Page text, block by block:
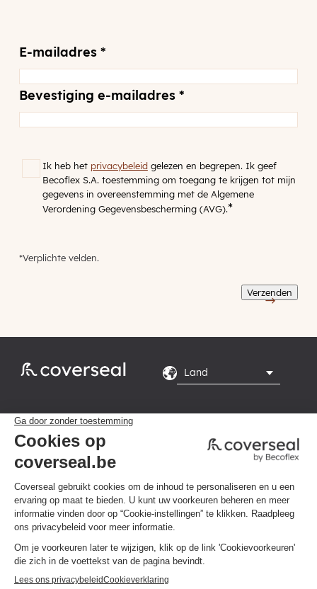
E-
mailadres*
E-mailadres *
Bevestiging e-mailadres *
RGPD*
Ik heb het privacybeleidgelezen en begrepen. Ik geef
Becoflex S.A. toestemming om toegang te krijgen tot mijn
gegevens in overeenstemming met de Algemene
Verordening Gegevensbescherming (AVG).*
*Verplichte velden.
Verzenden

Rte du Grand Peuplier
8, 7110 La Louvière

Maandag tot en met
vrijdag van 8.00 tot
16.00 uur
Privacybeleid Algemene voorwaarden